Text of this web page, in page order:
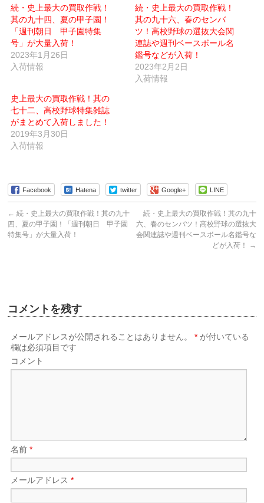
メ
ー
ル
で
送
信
(新
し
い
ウ
ウ
で
開
き
ま
す)
し
い
ウ
ィ
ン
ド
ウ
で
開
続・史上最大の買取作戦！
其の九十四、夏の甲子園！
「週刊朝日 甲子園特集
号」が大量入荷！
2023年1月26日
入荷情報
続・史上最大の買取作戦！
其の九十六、春のセンバ
ツ！高校野球の選抜大会関
連誌や週刊ベースボール名
鑑号などが入荷！
2023年2月2日
入荷情報
史上最大の買取作戦！其の
七十二、高校野球特集雑誌
がまとめて入荷しました！
2019年3月30日
入荷情報
Facebook Hatena twitter Google+ LINE
← 続・史上最大の買取作戦！其の九十
四、夏の甲子園！「週刊朝日 甲子園
特集号」が大量入荷！
続・史上最大の買取作戦！其の九十
六、春のセンバツ！高校野球の選抜大
会関連誌や週刊ベースボール名鑑号な
どが入荷！
→
コメントを残す
メールアドレスが公開されることはありません。 * が付いている
欄は必須項目です
コメント
名前*
メールアドレス*